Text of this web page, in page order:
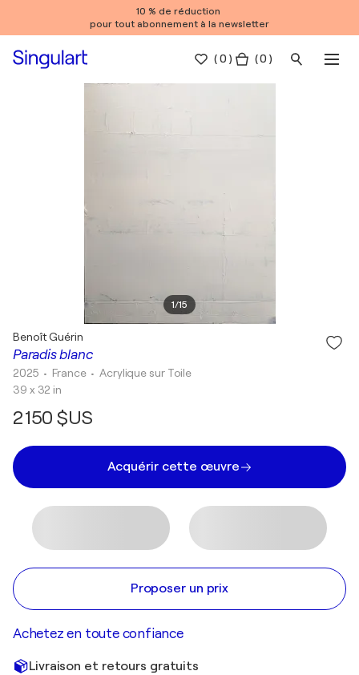
10 % de réduction
pour tout abonnement à la newsletter
(0 ) ( 0 )
1/15
Paradis blanc
Benoît Guérin
2025 • France •Acrylique sur Toile
39 x 32 in
2 150 $US
Acquérir cette œuvre
Proposer un prix
Achetez en toute confiance
Livraison et retours gratuits